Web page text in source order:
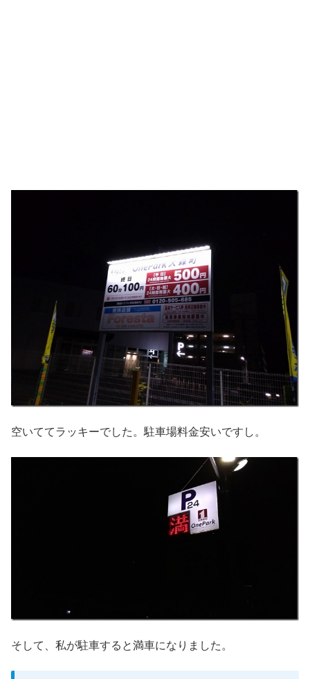
空いててラッキーでした。駐車場料金安いですし。
そして、私が駐車すると満車になりました。